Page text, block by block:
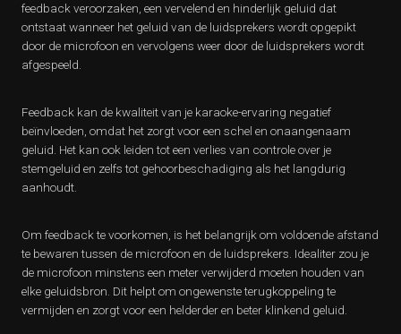
feedback veroorzaken, een vervelend en hinderlijk geluid dat
ontstaat wanneer het geluid van de luidsprekers wordt opgepikt
door de microfoon en vervolgens weer door de luidsprekers wordt
afgespeeld.
Feedback kan de kwaliteit van je karaoke-ervaring negatief
beïnvloeden, omdat het zorgt voor een schel en onaangenaam
geluid. Het kan ook leiden tot een verlies van controle over je
stemgeluid en zelfs tot gehoorbeschadiging als het langdurig
aanhoudt.
Om feedback te voorkomen, is het belangrijk om voldoende afstand
te bewaren tussen de microfoon en de luidsprekers. Idealiter zou je
de microfoon minstens een meter verwijderd moeten houden van
elke geluidsbron. Dit helpt om ongewenste terugkoppeling te
vermijden en zorgt voor een helderder en beter klinkend geluid.